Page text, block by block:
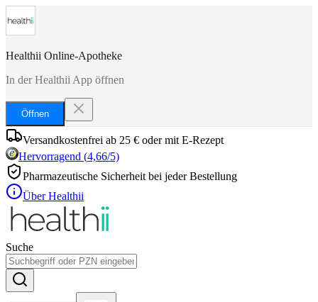
Healthii Online-Apotheke
In der Healthii App öffnen
Öffnen
Versandkostenfrei ab 25 € oder mit E-Rezept
Hervorragend (4,66/5)
Pharmazeutische Sicherheit bei jeder Bestellung
Über Healthii
Suche